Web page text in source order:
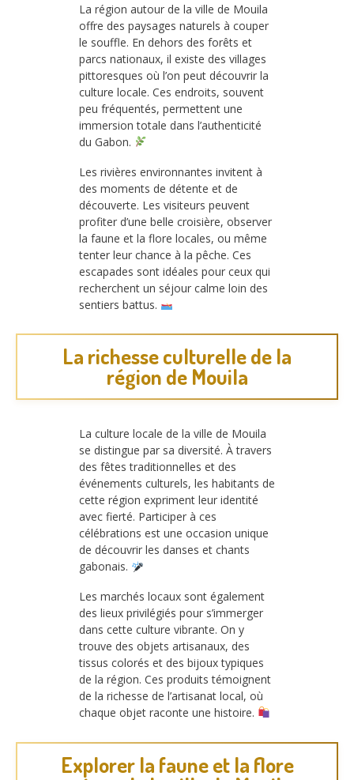
La région autour de la ville de Mouila
offre des paysages naturels à couper
le souffle. En dehors des forêts et
parcs nationaux, il existe des villages
pittoresques où l’on peut découvrir la
culture locale. Ces endroits, souvent
peu fréquentés, permettent une
immersion totale dans l’authenticité
du Gabon.
Les rivières environnantes invitent à
des moments de détente et de
découverte. Les visiteurs peuvent
profiter d’une belle croisière, observer
la faune et la flore locales, ou même
tenter leur chance à la pêche. Ces
escapades sont idéales pour ceux qui
recherchent un séjour calme loin des
sentiers battus.
La richesse culturelle de la
région de Mouila
La culture locale de la ville de Mouila
se distingue par sa diversité. À travers
des fêtes traditionnelles et des
événements culturels, les habitants de
cette région expriment leur identité
avec fierté. Participer à ces
célébrations est une occasion unique
de découvrir les danses et chants
gabonais.
Les marchés locaux sont également
des lieux privilégiés pour s’immerger
dans cette culture vibrante. On y
trouve des objets artisanaux, des
tissus colorés et des bijoux typiques
de la région. Ces produits témoignent
de la richesse de l’artisanat local, où
chaque objet raconte une histoire.
Explorer la faune et la flore